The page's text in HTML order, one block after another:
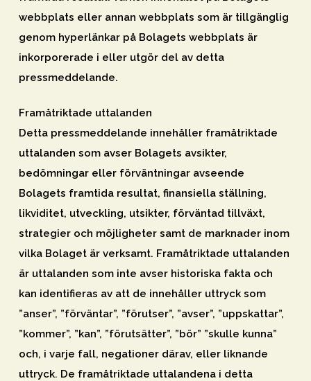
webbplats eller annan webbplats som är tillgänglig
genom hyperlänkar på Bolagets webbplats är
inkorporerade i eller utgör del av detta
pressmeddelande.
Framåtriktade uttalanden
Detta pressmeddelande innehåller framåtriktade
uttalanden som avser Bolagets avsikter,
bedömningar eller förväntningar avseende
Bolagets framtida resultat, finansiella ställning,
likviditet, utveckling, utsikter, förväntad tillväxt,
strategier och möjligheter samt de marknader inom
vilka Bolaget är verksamt. Framåtriktade uttalanden
är uttalanden som inte avser historiska fakta och
kan identifieras av att de innehåller uttryck som
”anser”, ”förväntar”, ”förutser”, ”avser”, ”uppskattar”,
”kommer”, ”kan”, ”förutsätter”, ”bör” ”skulle kunna”
och, i varje fall, negationer därav, eller liknande
uttryck. De framåtriktade uttalandena i detta